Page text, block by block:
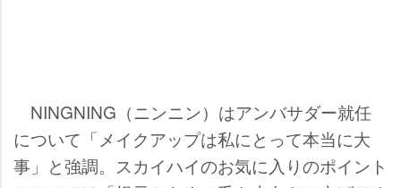
NINGNING（ニンニン）はアンバサダー就任
について「メイクアップは私にとって本当に大
事」と強調。スカイハイのお気に入りのポイント